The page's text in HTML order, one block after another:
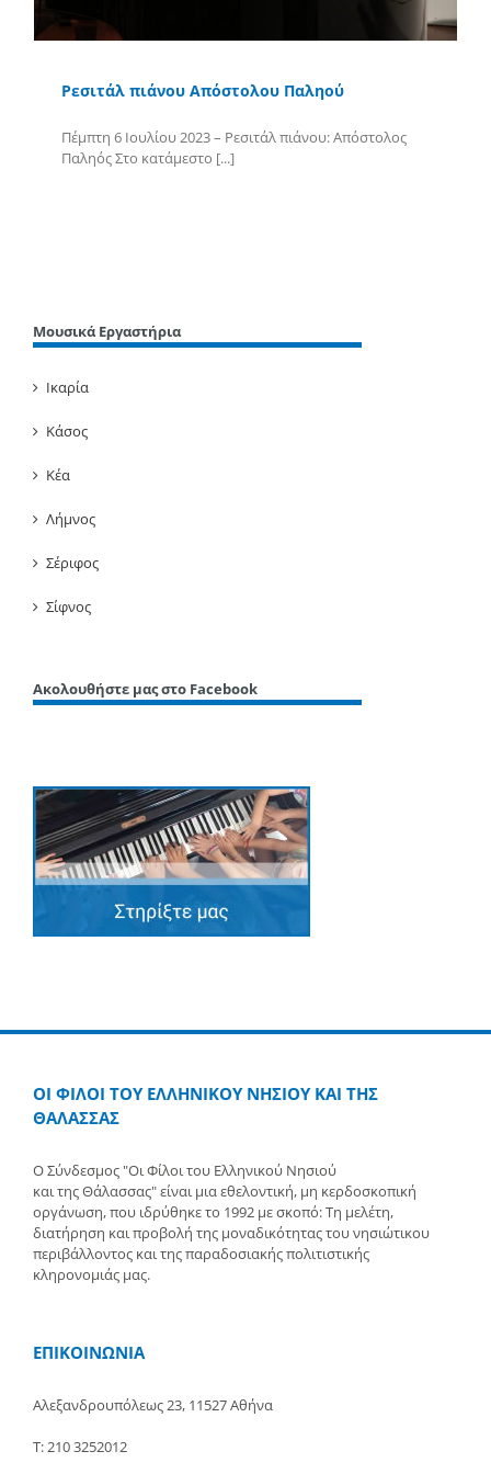
Ρεσιτάλ πιάνου Απόστολου Παληού
Πέμπτη 6 Ιουλίου 2023 – Ρεσιτάλ πιάνου: Απόστολος
Παληός Στο κατάμεστο [...]
Μουσικά Εργαστήρια
Ικαρία
Κάσος
Κέα
Λήμνος
Σέριφος
Σίφνος
Ακολουθήστε μας στο Facebook
ΟΙ ΦΙΛΟΙ ΤΟΥ ΕΛΛΗΝΙΚΟΥ ΝΗΣΙΟΥ ΚΑΙ ΤΗΣ
ΘΑΛΑΣΣΑΣ
Ο Σύνδεσμος "Οι Φίλοι του Ελληνικού Νησιού
και της Θάλασσας" είναι μια εθελοντική, μη κερδοσκοπική
οργάνωση, που ιδρύθηκε το 1992 με σκοπό: Τη μελέτη,
διατήρηση και προβολή της μοναδικότητας του νησιώτικου
περιβάλλοντος και της παραδοσιακής πολιτιστικής
κληρονομιάς μας.
ΕΠΙΚΟΙΝΩΝΙΑ
Αλεξανδρουπόλεως 23, 11527 Αθήνα
Τ: 210 3252012